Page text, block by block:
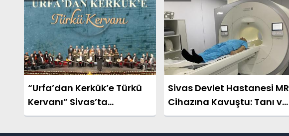
“Urfa’dan Kerkük’e Türkü
Kervanı” Sivas’ta
Sanatseverlerle Buluşuyor
Sivas Devlet Hastanesi MR
Cihazına Kavuştu: Tanı ve
Tedavide Yeni Dönem